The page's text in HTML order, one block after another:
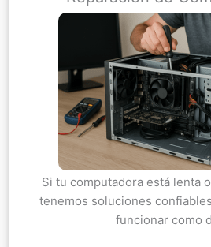
Si tu computadora está lenta
tenemos soluciones
funcionar como